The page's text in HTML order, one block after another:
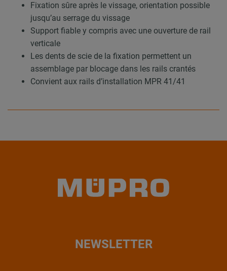
Fixation sûre après le vissage, orientation possible
jusqu’au serrage du vissage
Support fiable y compris avec une ouverture de rail
verticale
Les dents de scie de la fixation permettent un
assemblage par blocage dans les rails crantés
Convient aux rails d’installation MPR 41/41
NEWSLETTER